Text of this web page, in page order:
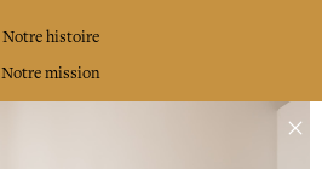
Notre histoire
Notre mission
Presse